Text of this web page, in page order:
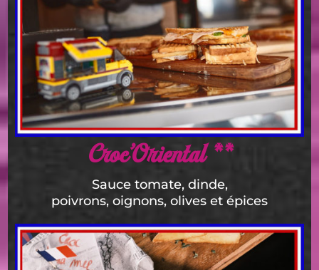
Croc’Oriental **
Sauce tomate, dinde,
poivrons, oignons, olives et épices